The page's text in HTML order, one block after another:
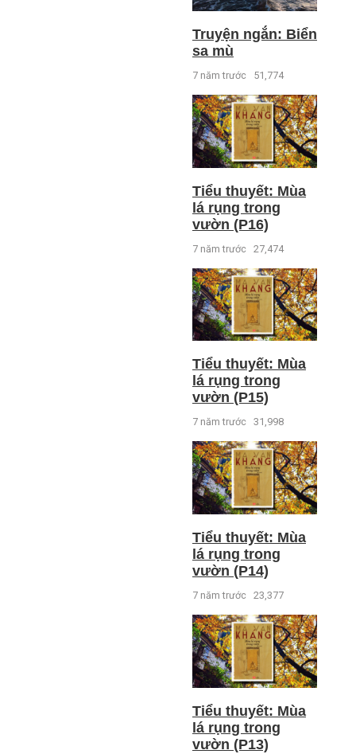
Truyện ngắn: Biển
sa mù
7 năm trước 51,774
Tiểu thuyết: Mùa
lá rụng trong
vườn (P16)
7 năm trước 27,474
Tiểu thuyết: Mùa
lá rụng trong
vườn (P15)
7 năm trước 31,998
Tiểu thuyết: Mùa
lá rụng trong
vườn (P14)
7 năm trước 23,377
Tiểu thuyết: Mùa
lá rụng trong
vườn (P13)